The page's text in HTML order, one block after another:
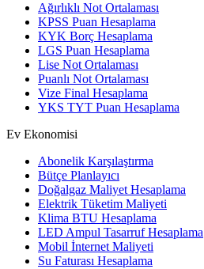
Ağırlıklı Not Ortalaması
KPSS Puan Hesaplama
KYK Borç Hesaplama
LGS Puan Hesaplama
Lise Not Ortalaması
Puanlı Not Ortalaması
Vize Final Hesaplama
YKS TYT Puan Hesaplama
Ev Ekonomisi
Abonelik Karşılaştırma
Bütçe Planlayıcı
Doğalgaz Maliyet Hesaplama
Elektrik Tüketim Maliyeti
Klima BTU Hesaplama
LED Ampul Tasarruf Hesaplama
Mobil İnternet Maliyeti
Su Faturası Hesaplama